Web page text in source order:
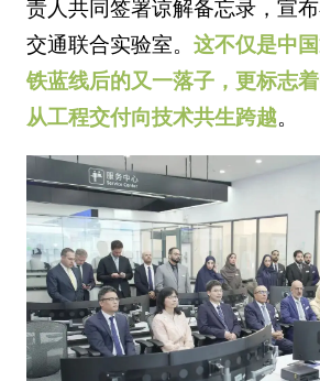
责人共同签署谅解备忘录，宣
交通联合实验室。 这不仅是中
铁蓝线后的又一落子，更标志
从工程交付向技术共生跨越。